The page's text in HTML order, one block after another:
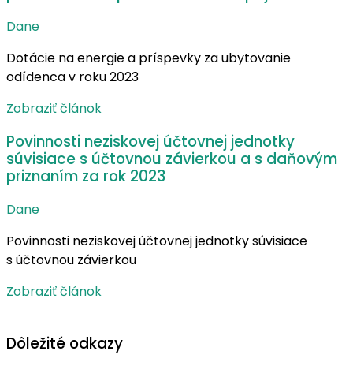
Dane
Dotácie na energie a príspevky za ubytovanie
odídenca v roku 2023
Zobraziť článok
Povinnosti neziskovej účtovnej jednotky
súvisiace s účtovnou závierkou a s daňovým
priznaním za rok 2023
Dane
Povinnosti neziskovej účtovnej jednotky súvisiace
s účtovnou závierkou
Zobraziť článok
Dôležité odkazy